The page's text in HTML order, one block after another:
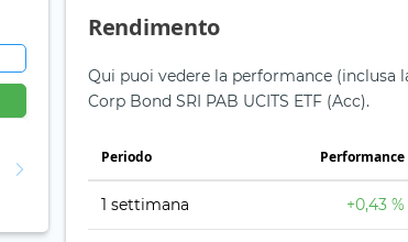
Rendimento
Qui puoi vedere la performance (inclusa
Corp Bond SRI PAB UCITS ETF (Acc).
Periodo Performance
1 settimana +0,43 %